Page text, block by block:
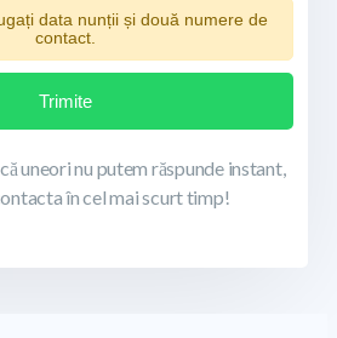
data nunții și două numere de
contact.
Trimite
uneori nu putem răspunde instant,
în cel mai scurt timp!